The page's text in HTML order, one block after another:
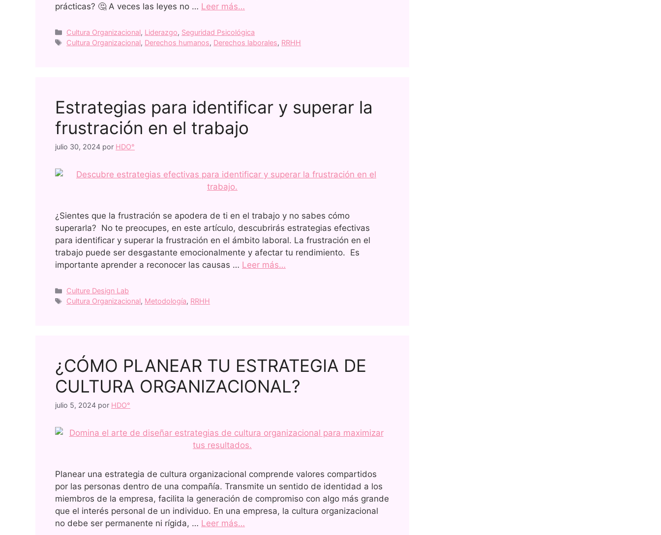
prácticas? 🤔 A veces las leyes no … Leer más…
Cultura Organizacional, Liderazgo, Seguridad Psicológica
Cultura Organizacional, Derechos humanos, Derechos laborales, RRHH
Estrategias para identificar y superar la
frustración en el trabajo
julio 30, 2024 por HDO°
¿Sientes que la frustración se apodera de ti en el trabajo y no sabes cómo
superarla? No te preocupes, en este artículo, descubrirás estrategias efectivas
para identificar y superar la frustración en el ámbito laboral. La frustración en el
trabajo puede ser desgastante emocionalmente y afectar tu rendimiento. Es
importante aprender a reconocer las causas … Leer más…
Culture Design Lab
Cultura Organizacional, Metodología, RRHH
¿CÓMO PLANEAR TU ESTRATEGIA DE
CULTURA ORGANIZACIONAL?
julio 5, 2024 por HDO°
Planear una estrategia de cultura organizacional comprende valores compartidos
por las personas dentro de una compañía. Transmite un sentido de identidad a los
miembros de la empresa, facilita la generación de compromiso con algo más grande
que el interés personal de un individuo. En una empresa, la cultura organizacional
no debe ser permanente ni rígida, … Leer más…